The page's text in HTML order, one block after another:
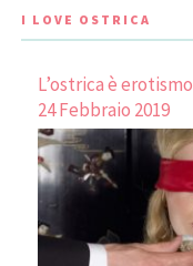
I LOVE OSTRICA
L’ostrica è erotismo
24 Febbraio 2019